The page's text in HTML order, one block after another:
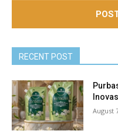
RECENT POST
August